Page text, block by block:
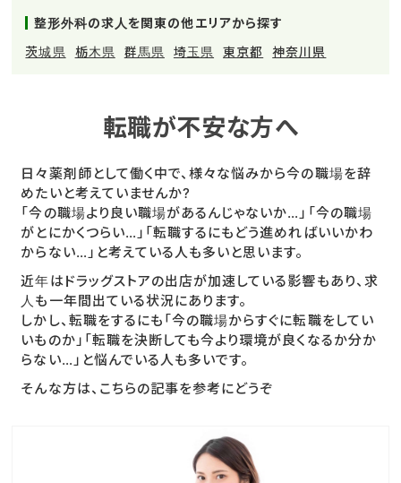
整形外科の求人を関東の他エリアから探す
茨城県
栃木県 群馬県 埼玉県 東京都 神奈川県
転職が不安な方へ
日々薬剤師として働く中で、様々な悩みから今の職場を辞
めたいと考えていませんか?
「今の職場より良い職場があるんじゃないか…」「今の職場
がとにかくつらい…」「転職するにもどう進めればいいかわ
からない…」と考えている人も多いと思います。
近年はドラッグストアの出店が加速している影響もあり、求
人も一年間出ている状況にあります。
しかし、転職をするにも「今の職場からすぐに転職をしてい
いものか」「転職を決断しても今より環境が良くなるか分か
らない…」と悩んでいる人も多いです。
そんな方は、こちらの記事を参考にどうぞ